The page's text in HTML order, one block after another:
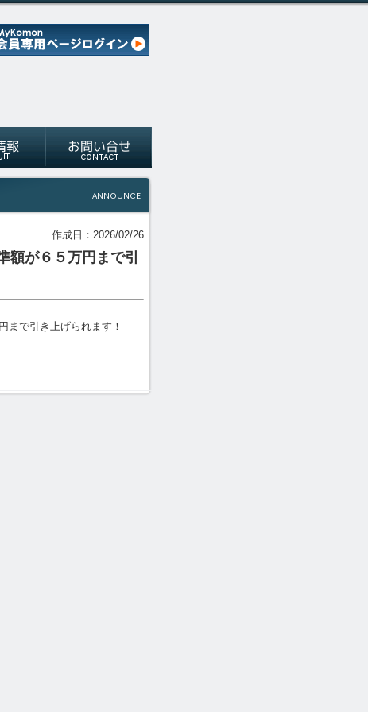
作成日：2026/02/26
が６５万円まで引
まで引き上げられます！